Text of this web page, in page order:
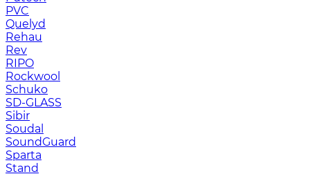
PVC
Quelyd
Rehau
Rev
RIPO
Rockwool
Schuko
SD-GLASS
Sibir
Soudal
SoundGuard
Sparta
Stand